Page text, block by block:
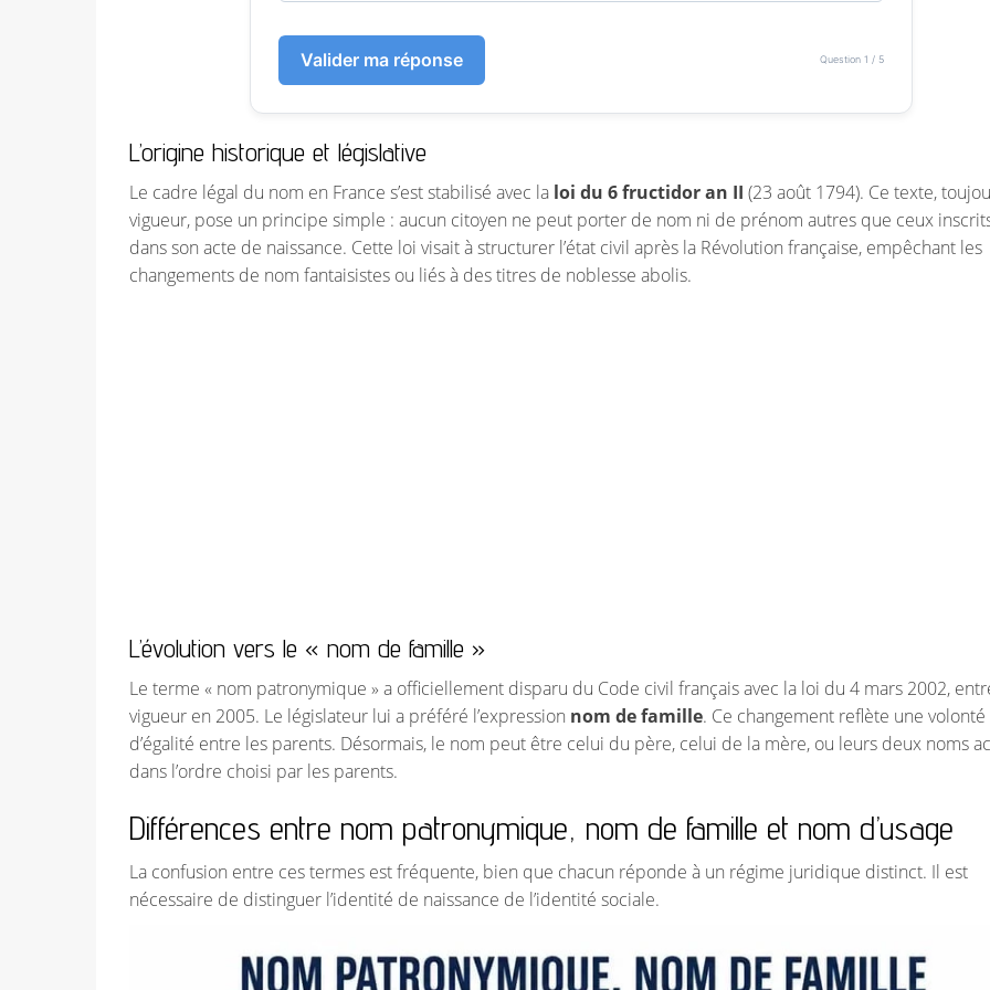
Valider ma réponse Question 1 / 5
L’origine historique et législative
Le cadre légal du nom en France s’est stabilisé avec la loi du 6 fructidor an II (23 août 1794). Ce texte,
vigueur, pose un principe simple : aucun citoyen ne peut porter de nom ni de prénom autres que ceux
dans son acte de naissance. Cette loi visait à structurer l’état civil après la Révolution française, empêchant les
changements de nom fantaisistes ou liés à des titres de noblesse abolis.
L’évolution vers le « nom de famille »
Le terme « nom patronymique » a officiellement disparu du Code civil français avec la loi du 4 mars 2002,
vigueur en 2005. Le législateur lui a préféré l’expression nom de famille. Ce changement reflète une volonté
d’égalité entre les parents. Désormais, le nom peut être celui du père, celui de la mère, ou leurs deux noms
dans l’ordre choisi par les parents.
Différences entre nom patronymique, nom de famille et nom d’usage
La confusion entre ces termes est fréquente, bien que chacun réponde à un régime juridique distinct. Il est
nécessaire de distinguer l’identité de naissance de l’identité sociale.